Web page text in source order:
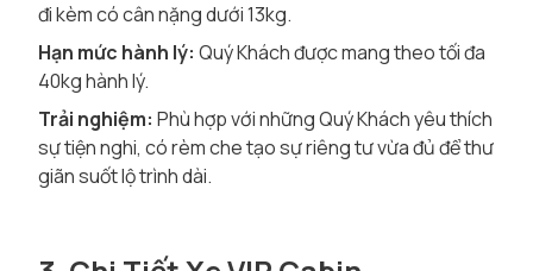
đi kèm có cân nặng dưới 13kg.
Hạn mức hành lý: Quý Khách được mang theo tối đa
40kg hành lý.
Trải nghiệm: Phù hợp với những Quý Khách yêu thích
sự tiện nghi, có rèm che tạo sự riêng tư vừa đủ để thư
giãn suốt lộ trình dài.